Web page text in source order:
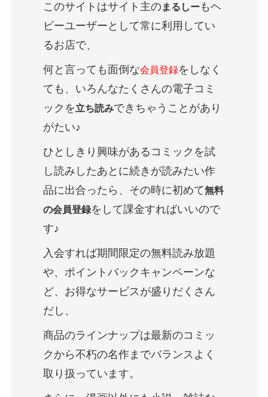
このサイトはサイト主のまるしーもヘ
ビーユーザーとして常に利用してい
るお店で、
何と言っても面倒な会員登録をしなく
ても、いろんなたくさんの電子コミ
ックを立ち読みできちゃうことがあり
がたい♪
ひとしきり興味があるコミックを試
し読みしたあとに続きが読みたい作
品に出合ったら、その時に初めて無料
の会員登録をして課金すればいいので
す♪
入会すれば期間限定の無料読み放題
や、ポイントバックキャンペーンな
ど、お得なサービスが盛りだくさん
だし、
商品のラインナップは最新のコミッ
クから不朽の名作までバランスよく
取り扱っています。